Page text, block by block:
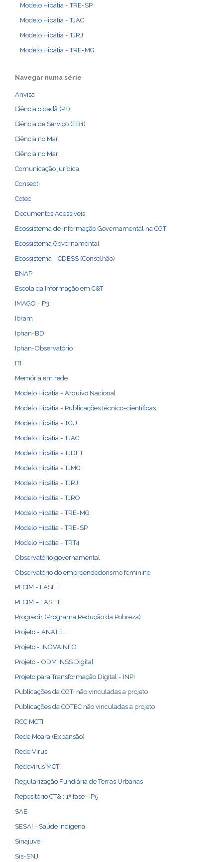
Modelo Hipátia - TRE-SP
Modelo Hipátia - TJAC
Modelo Hipátia - TJRJ
Modelo Hipátia - TRE-MG
Navegar numa série
Anvisa
Ciência cidadã (P1)
Ciência de Serviço (EB1)
Ciência no Mar
Ciência no Mar
Comunicação jurídica
Consecti
Cotec
Documentos Acessíveis
Ecossistema de Informação Governamental na CGTI
Ecossistema Governamental
Ecossistema - CDESS (Conselhão)
ENAP
Escola da Informação em C&T
IMAGO - P3
Ibram
Iphan-BD
Iphan-Observatório
ITI
Memória em rede
Modelo Hipátia - Arquivo Nacional
Modelo Hipátia - Publicações técnico-científicas
Modelo Hipátia - TCU
Modelo Hipátia - TJAC
Modelo Hipátia - TJDFT
Modelo Hipátia - TJMG
Modelo Hipátia - TJRJ
Modelo Hipátia - TJRO
Modelo Hipátia - TRE-MG
Modelo Hipátia - TRE-SP
Modelo Hipátia - TRT4
Observatório governamental
Observatório do empreendedorismo feminino
PECIM - FASE I
PECIM – FASE II
Progredir (Programa Redução da Pobreza)
Projeto - ANATEL
Projeto - INOVAINFO
Projeto - ODM INSS Digital
Projeto para Transformação Digital - INPI
Publicações da CGTI não vinculadas a projeto
Publicações da COTEC não vinculadas a projeto
RCC MCTI
Rede Moara (Expansão)
Rede Vírus
Redevírus MCTI
Regularização Fundiária de Terras Urbanas
Repositório CT&I: 1ª fase - P5
SAE
SESAI - Saúde Indígena
Sinajuve
Sis-SNJ